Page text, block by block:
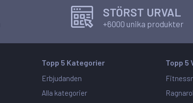
STÖRST URVAL
+6000 unika produkter
Topp 5 Kategorier
Erbjudanden
Alla kategorier
Topp 5